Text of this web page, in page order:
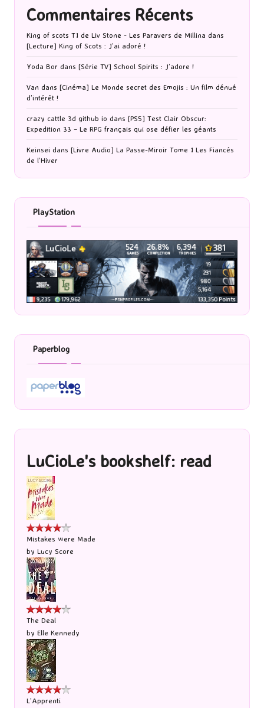
Commentaires Récents
King of scots T1 de Liv Stone - Les Paravers de Millina dans
[Lecture] King of Scots : J’ai adoré !
Yoda Bor dans [Série TV] School Spirits : J’adore !
Van dans [Cinéma] Le Monde secret des Emojis : Un film dénué
d’intérêt !
crazy cattle 3d github io dans [PS5] Test Clair Obscur:
Expedition 33 – Le RPG français qui ose défier les géants
Keinsei dans [Livre Audio] La Passe-Miroir Tome 1 Les Fiancés
de l’Hiver
PlayStation
Paperblog
LuCioLe's bookshelf: read
Mistakes were Made
by Lucy Score
The Deal
by Elle Kennedy
L'Apprenti